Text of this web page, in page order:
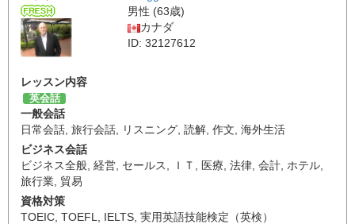
男性 (63歳)
カナダ
ID: 32127612
レッスン内容
英会話
一般会話
日常会話 旅行会話 リスニング 読解 作文 海外生活
ビジネス会話
ビジネス全般 経営 セールス ＩＴ 医療 法律 会計 ホテル
旅行業 貿易
資格対策
TOEIC TOEFL IELTS 実用英語技能検定（英検）